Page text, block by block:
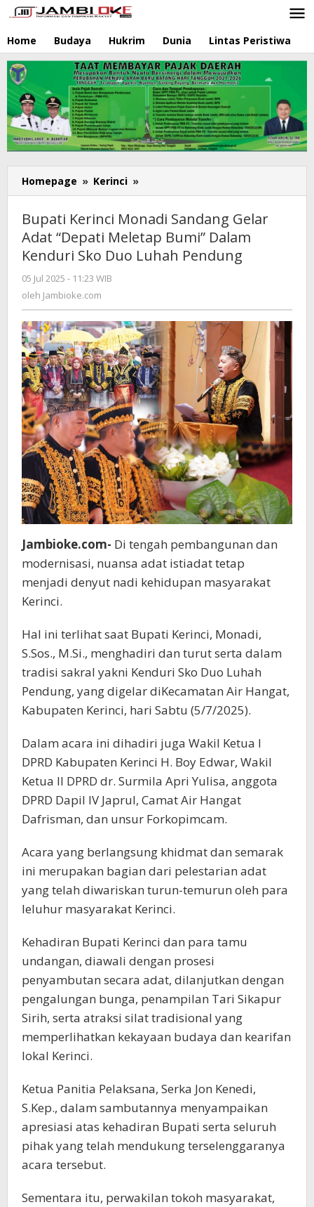
Lewati
ke
konten
Home Budaya Hukrim Dunia Lintas Peristiwa
Homepage » Kerinci »
Kerinci
Monadi
Sandang
Gelar
Adat
Dalam
Kenduri
Sko
Duo
Luhah
Pendung
Bupati Kerinci Monadi Sandang Gelar
Adat “Depati Meletap Bumi” Dalam
Kenduri Sko Duo Luhah Pendung
05 Jul 2025 - 11:23 WIB
oleh Jambioke.com
Jambioke.com- Di tengah pembangunan dan
modernisasi, nuansa adat istiadat tetap
menjadi denyut nadi kehidupan masyarakat
Kerinci.
Hal ini terlihat saat Bupati Kerinci, Monadi,
S.Sos., M.Si., menghadiri dan turut serta dalam
tradisi sakral yakni Kenduri Sko Duo Luhah
Pendung, yang digelar diKecamatan Air Hangat,
Kabupaten Kerinci, hari Sabtu (5/7/2025).
Dalam acara ini dihadiri juga Wakil Ketua I
DPRD Kabupaten Kerinci H. Boy Edwar, Wakil
Ketua II DPRD dr. Surmila Apri Yulisa, anggota
DPRD Dapil IV Japrul, Camat Air Hangat
Dafrisman, dan unsur Forkopimcam.
Acara yang berlangsung khidmat dan semarak
ini merupakan bagian dari pelestarian adat
yang telah diwariskan turun-temurun oleh para
leluhur masyarakat Kerinci.
Kehadiran Bupati Kerinci dan para tamu
undangan, diawali dengan prosesi
penyambutan secara adat, dilanjutkan dengan
pengalungan bunga, penampilan Tari Sikapur
Sirih, serta atraksi silat tradisional yang
memperlihatkan kekayaan budaya dan kearifan
lokal Kerinci.
Ketua Panitia Pelaksana, Serka Jon Kenedi,
S.Kep., dalam sambutannya menyampaikan
apresiasi atas kehadiran Bupati serta seluruh
pihak yang telah mendukung terselenggaranya
acara tersebut.
Sementara itu, perwakilan tokoh masyarakat,